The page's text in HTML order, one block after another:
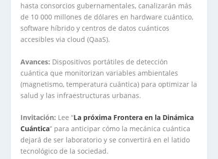
hasta consorcios gubernamentales, canalizarán más
de 10 000 millones de dólares en hardware cuántico,
software híbrido y centros de datos cuánticos
accesibles via cloud (QaaS).
Avances: Dispositivos portátiles de detección
cuántica que monitorizan variables ambientales
(magnetismo, temperatura cuántica) para optimizar la
salud y las infraestructuras urbanas.
Invitación: Lee “La próxima Frontera en la Dinámica
Cuántica” para anticipar cómo la mecánica cuántica
dejará de ser laboratorio y se convertirá en el latido
tecnológico de la sociedad.